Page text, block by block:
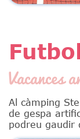
Vacances
Al càmping
de gespa
podreu gaudir